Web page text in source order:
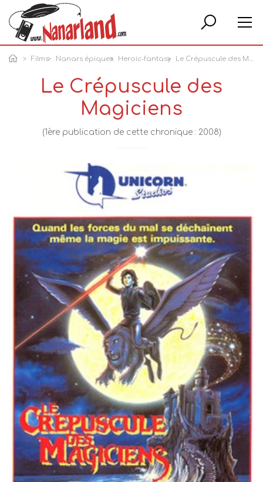
Films Nanars épiques Heroic-fantasy Le Crépuscule des Magiciens
Le Crépuscule des
Magiciens
(1ère publication de cette chronique : 2008)